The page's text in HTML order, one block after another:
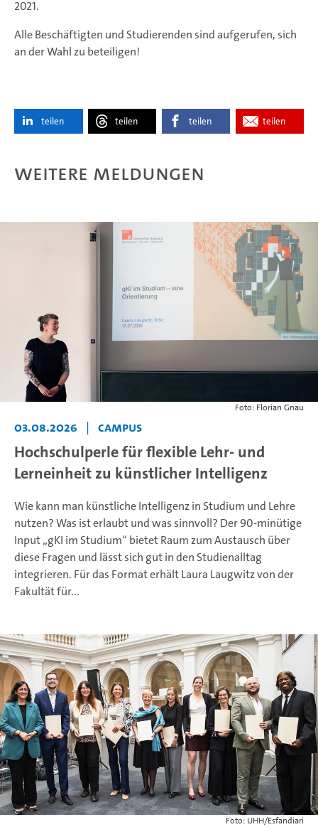
2021.
Alle Beschäftigten und Studierenden sind aufgerufen, sich
an der Wahl zu beteiligen!
teilen teilen teilen teilen
Weitere Meldungen
Foto: Florian Gnau
03.08.2026 Campus
Hochschulperle für flexible Lehr- und
Lerneinheit zu künstlicher Intelligenz
Wie kann man künstliche Intelligenz in Studium und Lehre
nutzen? Was ist erlaubt und was sinnvoll? Der 90-minütige
Input „gKI im Studium“ bietet Raum zum Austausch über
diese Fragen und lässt sich gut in den Studienalltag
integrieren. Für das Format erhält Laura Laugwitz von der
Fakultät für...
Foto: UHH/Esfandiari